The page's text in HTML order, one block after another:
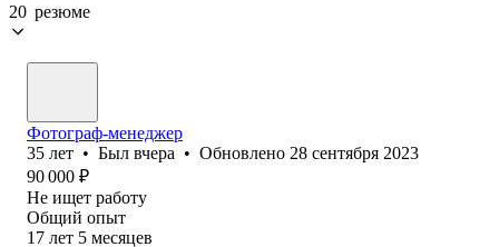
20 резюме
Фотограф-менеджер
35 лет • Был вчера • Обновлено 28 сентября 2023
90 000 ₽
Не ищет работу
Общий опыт
17 лет 5 месяцев